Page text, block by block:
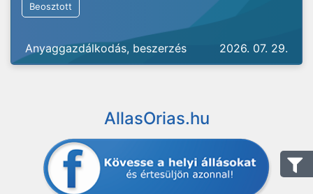
Beosztott
Anyaggazdálkodás, beszerzés 2026. 07. 29.
AllasOrias.hu